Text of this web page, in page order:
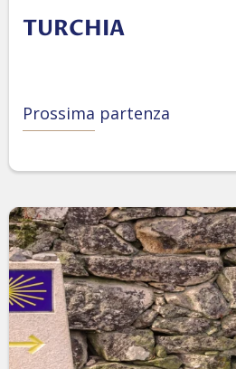
TURCHIA
Prossima partenza